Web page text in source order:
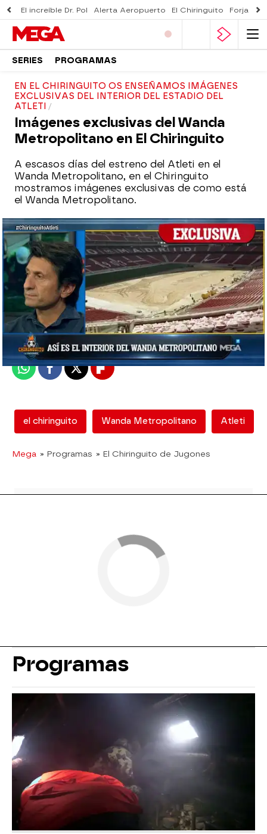
El increíble Dr. Pol Alerta Aeropuerto El Chiringuito Forjado
SERIES PROGRAMAS
EN EL CHIRINGUITO OS ENSEÑAMOS IMÁGENES
EXCLUSIVAS DEL INTERIOR DEL ESTADIO DEL
ATLETI
Imágenes exclusivas del Wanda
Metropolitano en El Chiringuito
A escasos días del estreno del Atleti en el
Wanda Metropolitano, en el Chiringuito
mostramos imágenes exclusivas de como está
el Wanda Metropolitano.
mega
Madrid
Publicado: 06 de septiembre de 2017, 02:21
WhatsappFacebook
X Flipboard
el chiringuito Wanda Metropolitano Atleti
Mega » Programas » El Chiringuito de Jugones
Programas